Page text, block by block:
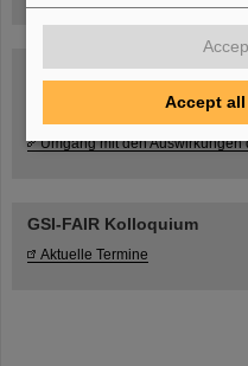
Umgang mit den
GSI-FAIR Kolloquium
Aktuelle Termine
Accept